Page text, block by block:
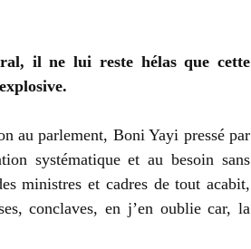
il ne lui reste hélas que cette
au parlement, Boni Yayi pressé par
systématique et au besoin sans
ministres et cadres de tout acabit,
conclaves, en j’en oublie car, la